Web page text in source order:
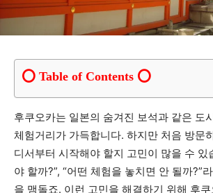
Table of Contents
후쿠오카는 일본의 숨겨진 보석과 같은 도
체험거리가 가득합니다. 하지만 처음 방문
디서부터 시작해야 할지 고민이 많을 수 있
야 할까?”, “어떤 체험을 놓치면 안 될까?”
을 맴돌죠. 이런 고민을 해결하기 위해 후